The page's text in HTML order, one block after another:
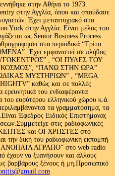
στην Αθήνα το 1973.
στην Αγγλία, όπου και σπούδασε
Έχει μεταπτυχιακό στο
Υork στην Αγγλία. Είναι μέλος του
ως Senior Business Process
στα περιοδικά “Τρίτο
Έχει εμφανιστεί σε πλήθος
, “ΟΙ ΠΥΛΕΣ ΤΟΥ
“ΠΑΝΩ ΣΤΗΝ ΩΡΑ”
ΜΥΣΤΗΡΙΩΝ” , “MEGA
καθώς και σε πολλές
του ενδιαφέροντα
του ευρύτερου ελληνικού χώρου κ.ά.
τα γραμματόσημα, τα
Έφεδρος Ειδικός Επιστήμονας
στις ραδιοφωνικές
και ΟΙ ΧΡΗΣΤΕΣ στο
την δική του ραδιοφωνική εκπομπή
ΑΤΡΑΠΟ” στο web radio
να ξυπνήσουν και άλλους
βαρβάρους ξένους ή μη.Προσωπικό